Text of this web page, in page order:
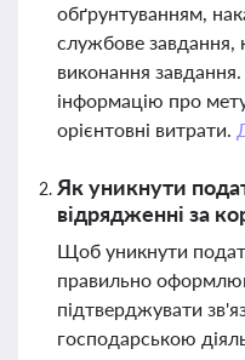
обґрунтуванням,
службове завдання,
виконання
інформацію про
орієнтовні витрати.
Як уникнути
відрядженні за
Щоб уникнути
правильно
підтверджувати
господарською